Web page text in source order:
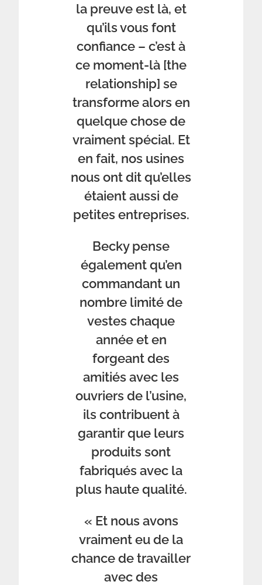
la preuve est là, et
qu’ils vous font
confiance – c’est à
ce moment-là [the
relationship] se
transforme alors en
quelque chose de
vraiment spécial. Et
en fait, nos usines
nous ont dit qu’elles
étaient aussi de
petites entreprises.
Becky pense
également qu’en
commandant un
nombre limité de
vestes chaque
année et en
forgeant des
amitiés avec les
ouvriers de l’usine,
ils contribuent à
garantir que leurs
produits sont
fabriqués avec la
plus haute qualité.
« Et nous avons
vraiment eu de la
chance de travailler
avec des